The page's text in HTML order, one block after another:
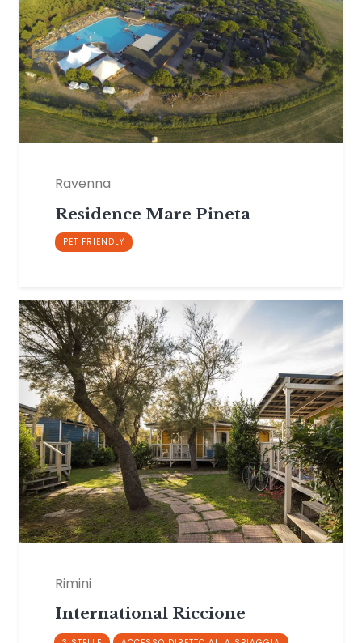
Ravenna
Residence Mare Pineta
PET FRIENDLY
Rimini
International Riccione